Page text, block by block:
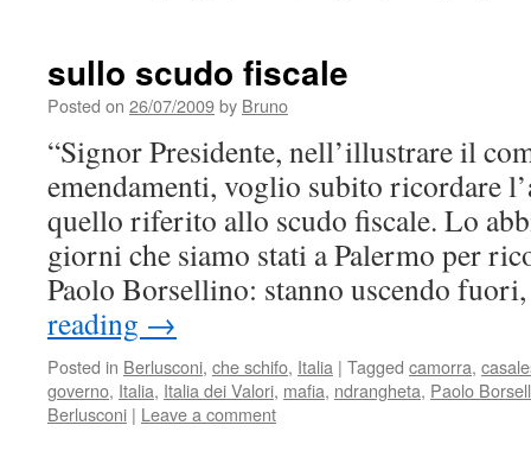
sullo scudo fiscale
Posted on 26/07/2009by Bruno
“Signor Presidente, nell’illustrare il
emendamenti, voglio subito ricordare
quello riferito allo scudo fiscale. Lo
giorni che siamo stati a Palermo per
Paolo Borsellino: stanno uscendo
reading →
Posted in Berlusconi, che schifo, Italia | Tagged camorra,
governo, Italia, Italia dei Valori, mafia, ndrangheta, Paolo
Berlusconi | Leave a comment